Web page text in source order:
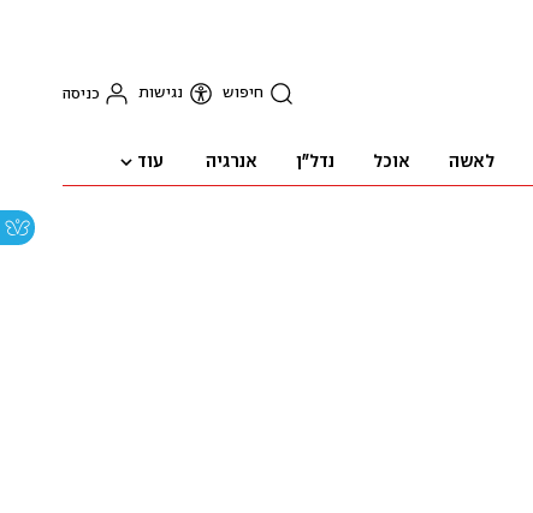
חיפוש נגישות כניסה
לאשה אוכל נדל"ן אנרגיה עוד